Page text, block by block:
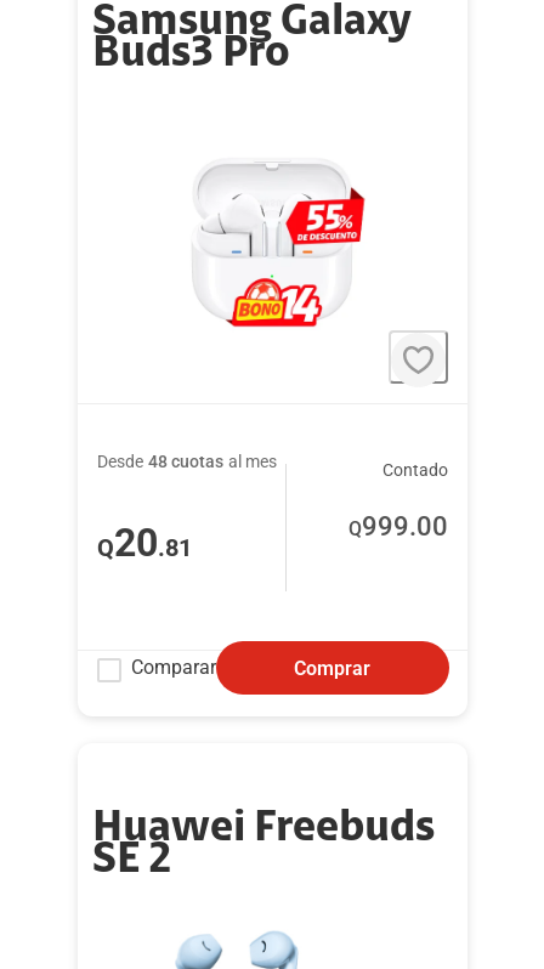
Samsung Galaxy
Buds3 Pro
Desde 48 cuotas al mes
Q20.81
Contado
Q999.00
Comparar Comprar
Huawei Freebuds
SE 2